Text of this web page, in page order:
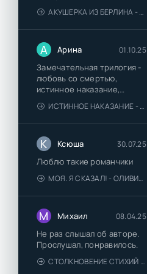
АКУШЕРКА ИЗ БЕРЛИНА - АННА СТЮАРТ
А Арина 01.10.25
Замечательная трилогия -
любовь со смертью,
истинное наказание,
любимая для монстра -
понравились
ИСТИННОЕ НАКАЗАНИЕ - ОЛЬГА ГУСЕЙНОВА
К Ксюша 30.07.25
Люблю такие романчики
МОЯ. Я СКАЗАЛ! - ОЛИВИЯ ЛЕЙК
М Михаил 08.04.25
Не раз слышал об авторе.
Прослушал, понравилось.
СТОЛКНОВЕНИЕ СТИХИЙ - ВАЛЕРИЙ ГУМИНСКИЙ